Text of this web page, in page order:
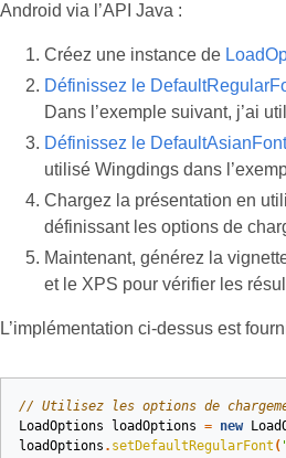
Android via l’API Java :
Créez une instance de
Définissez le
Dans l’exemple suivant, j’ai
Définissez le DefaultAsianFont
utilisé Wingdings dans
Chargez la présentation en
définissant les options de
Maintenant, générez la
et le XPS pour vérifier les
L’implémentation ci‑dessus est
// Utilisez les options de
LoadOptions
loadOptions = new
loadOptions . setDefaultRegularFont (